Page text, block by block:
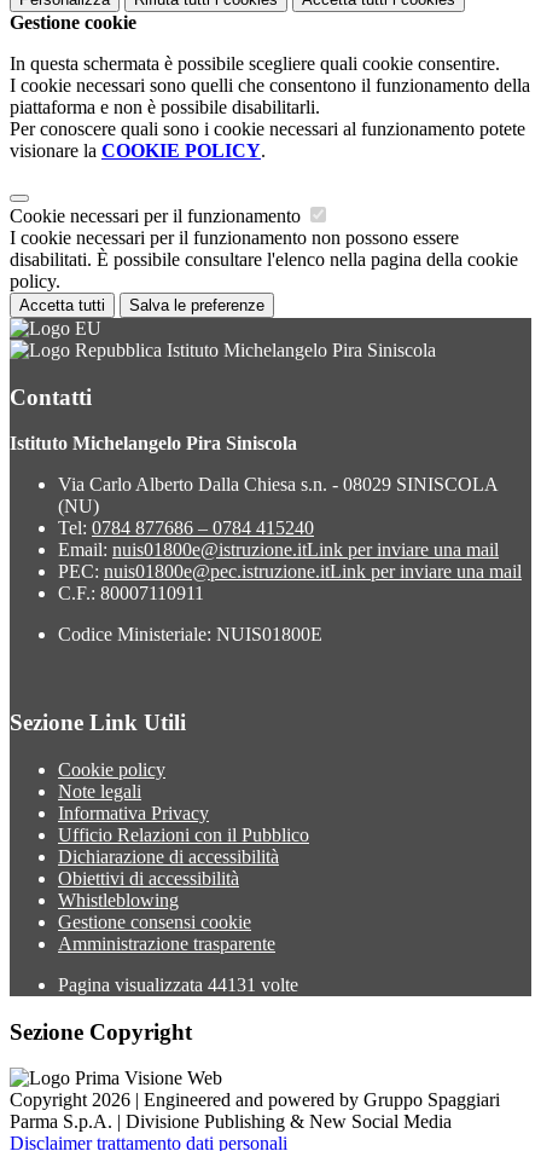
Gestione cookie
In questa schermata è possibile scegliere quali cookie consentire.
I cookie necessari sono quelli che consentono il funzionamento della
piattaforma e non è possibile disabilitarli.
Per conoscere quali sono i cookie necessari al funzionamento potete
visionare la COOKIE POLICY.
Cookie necessari per il funzionamento
I cookie necessari per il funzionamento non possono essere
disabilitati. È possibile consultare l'elenco nella pagina della cookie
policy.
Accetta tutti Salva le preferenze
Istituto Michelangelo Pira Siniscola
Contatti
Istituto Michelangelo Pira Siniscola
Via Carlo Alberto Dalla Chiesa s.n. - 08029 SINISCOLA
(NU)
Tel: 0784 877686 – 0784 415240
Email: nuis01800e@istruzione.itLink per inviare una mail
PEC: nuis01800e@pec.istruzione.itLink per inviare una mail
C.F.: 80007110911
Codice Ministeriale: NUIS01800E
Sezione Link Utili
Cookie policy
Note legali
Informativa Privacy
Ufficio Relazioni con il Pubblico
Dichiarazione di accessibilità
Obiettivi di accessibilità
Whistleblowing
Gestione consensi cookie
Amministrazione trasparente
Pagina visualizzata 44131 volte
Sezione Copyright
Copyright 2026 | Engineered and powered by Gruppo Spaggiari
Parma S.p.A. | Divisione Publishing & New Social Media
Disclaimer trattamento dati personali